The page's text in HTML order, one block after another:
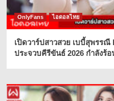
OnlyFans ไอดอลไทย
เปิดวาร์ปสาวสวย เบบี้สุพรรณี
ประจวบคีรีขันธ์ 2026 กำลังร้อ